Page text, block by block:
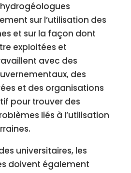
sur l’utilisation des
et sur la façon dont
exploitées et
avec des
des
et des organisations
pour trouver des
liés à l’utilisation
universitaires, les
doivent également